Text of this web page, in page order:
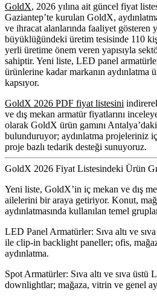
GoldX, 2026 yılına ait güncel fiyat
Gaziantep’te kurulan GoldX,
ve ihracat alanlarında faaliyet gösteren
büyüklüğündeki üretim tesisinde 110
yerli üretime önem veren yapısıyla
sahiptir. Yeni liste, LED panel
ürünlerine kadar markanın aydınlatma
kapsıyor.
GoldX 2026 PDF fiyat listesini
ve dış mekan armatür fiyatlarını
olarak GoldX ürün gamını Antalya’daki
bulunduruyor; aydınlatma projeleriniz
proje bazlı tedarik desteği sunuyoruz.
GoldX 2026 Fiyat Listesindeki Ürün
Yeni liste, GoldX’in iç mekan ve dış
ailelerini bir araya getiriyor. Konut,
aydınlatmasında kullanılan temel
LED Panel Armatürler: Sıva altı ve
ile clip-in backlight paneller; ofis,
aydınlatma.
Spot Armatürler: Sıva altı ve sıva
downlightlar; mağaza, vitrin ve genel